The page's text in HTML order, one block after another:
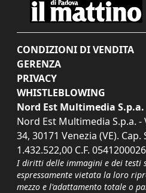
CONDIZIONI DI VENDITA
GERENZA
PRIVACY
WHISTLEBLOWING
Nord Est Multimedia S.p.a.
Nord Est Multimedia S.p.a.
34, 30171 Venezia (VE). Cap.
1.432.522,00 C.F.
I diritti delle immagini e dei testi
espressamente vietata la loro
mezzo e l'adattamento totale o